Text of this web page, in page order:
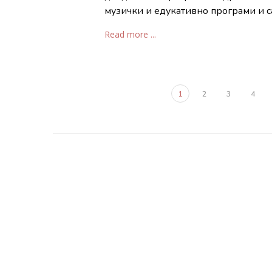
музички и едукативно програми и
Read more ...
1 2 3 4